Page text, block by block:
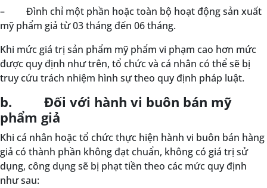
–
Đình chỉ một phần hoặc toàn bộ hoạt động sản xuất
mỹ phẩm giả từ 03 tháng đến 06 tháng.
Khi mức giá trị sản phẩm mỹ phẩm vi phạm cao hơn mức
được quy định như trên, tổ chức và cá nhân có thể sẽ bị
truy cứu trách nhiệm hình sự theo quy định pháp luật.
b. Đối với hành vi buôn bán mỹ
phẩm giả
Khi cá nhân hoặc tổ chức thực hiện hành vi buôn bán hàng
giả có thành phần không đạt chuẩn, không có giá trị sử
dụng, công dụng sẽ bị phạt tiền theo các mức quy định
như sau: